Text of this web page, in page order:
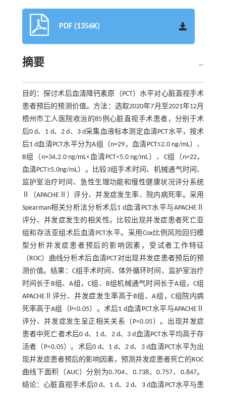
PDF (1356K)
摘要
目的：探讨术后血清降钙素原（PCT）水平对心脏直视手术
患者预后的预测价值。方法：选取2020年7月至2021年12月
梧州市工人医院收治的85例心脏直视手术患者，分别于术
后0 d、1 d、2 d、3 d采集血液标本测定血清PCT水平，按术
后1 d血清PCT水平分为A组（n=29，血清PCT≤2.0 ng/mL）、
B组（n=34,2.0 ng/mL<血清PCT<5.0 ng/mL）、C组（n=22，
血清PCT≥5.0ng/mL）。比较3组手术时间、机械通气时间、
监护室治疗时间、急性生理功能和慢性健康状况评分系统
Ⅱ（APACHEⅡ）评分、并发症发生率、院内病死率。采用
Spearman相关分析法分析术后1 d血清PCT水平与APACHEⅡ
评分、并发症发生的相关性。比较出现并发症患者死亡亚
组和存活亚组术后血清PCT水平。采用Cox比例风险回归模
型分析并发症患者预后的影响因素，受试者工作特征
（ROC）曲线分析术后血清PCT对出现并发症患者预后的预
测价值。结果：C组手术时间、体外循环时间、监护室治疗
时间长于B组、A组，C组、B组机械通气时间长于A组，C组
APACHEⅡ评分、并发症发生率高于B组、A组，C组院内病
死率高于A组（P<0.05）。术后1 d血清PCT水平与APACHEⅡ
评分、并发症发生呈正相关关系（P<0.05）。出现并发症
患者中死亡者术后0 d、1 d、2 d、3 d血清PCT水平均高于存
活者（P<0.05）。术后0 d、1 d、2 d、3 d血清PCT水平为出
现并发症患者预后的影响因素，预测并发症患者死亡的ROC
曲线下面积（AUC）分别为0.704、0.738、0.757、0.847。
结论：心脏直视手术后0 d、1 d、2 d、3 d血清PCT水平与患